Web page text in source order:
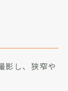
影し、狭窄や